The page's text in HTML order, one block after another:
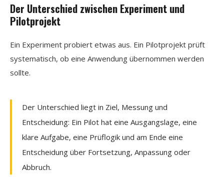
Der Unterschied zwischen Experiment und
Pilotprojekt
Ein Experiment probiert etwas aus. Ein Pilotprojekt prüft
systematisch, ob eine Anwendung übernommen werden
sollte.
Der Unterschied liegt in Ziel, Messung und
Entscheidung: Ein Pilot hat eine Ausgangslage, eine
klare Aufgabe, eine Prüflogik und am Ende eine
Entscheidung über Fortsetzung, Anpassung oder
Abbruch.